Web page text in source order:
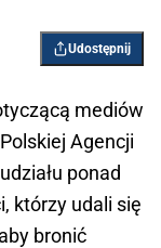
Udostępnij
mediów
Agencji
ponad
którzy udali się
bronić